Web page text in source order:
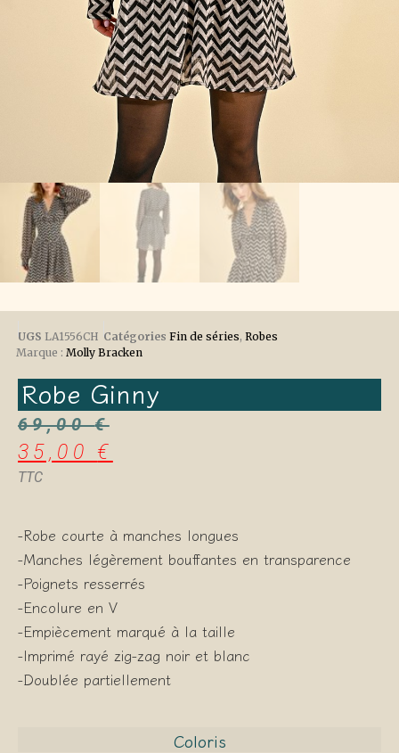
UGS LA1556CH Catégories Fin de séries, Robes
Marque : Molly Bracken
Robe Ginny
69,00€
35,00€
TTC
-Robe courte à manches longues
-Manches légèrement bouffantes en transparence
-Poignets resserrés
-Encolure en V
-Empiècement marqué à la taille
-Imprimé rayé zig-zag noir et blanc
-Doublée partiellement
Coloris